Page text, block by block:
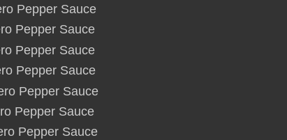
Sauce
Sauce
Sauce
Sauce
Pepper Sauce
Pepper Sauce
Sauce